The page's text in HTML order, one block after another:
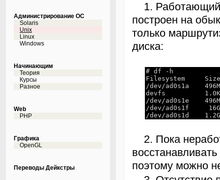
Администрирование ОС
Solaris
Unix
Linux
Windows
Начинающим
Теория
Курсы
Разное
Web
PHP
Графика
OpenGL
Переводы Дейкстры
1. Работающий сервер (вот-вот скоро умрет). Сервер
построен на
только
диска:
# df -h
Filesystem Size
/dev/ad0s1a
devfs 1.0K
/dev/ad0s1e
/dev/ad0s1f
/dev/ad0s1d
2. Пока неработающий сервер. На него и буду
поэтому можно